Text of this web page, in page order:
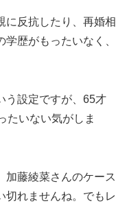
に反抗したり、再婚相
歴がもったいなく、
う設定ですが、65才
たいない気がしま
加藤綾菜さんのケース
切れませんね。でもレ